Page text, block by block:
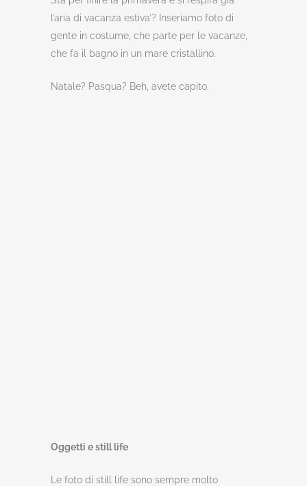
l’aria di vacanza estiva’? Inseriamo foto di
gente in costume, che parte per le vacanze,
che fa il bagno in un mare cristallino.
Natale? Pasqua? Beh, avete capito.
Oggetti e still life
Le foto di still life sono sempre molto